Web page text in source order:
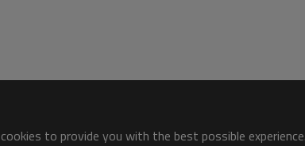
to provide you with the best possible